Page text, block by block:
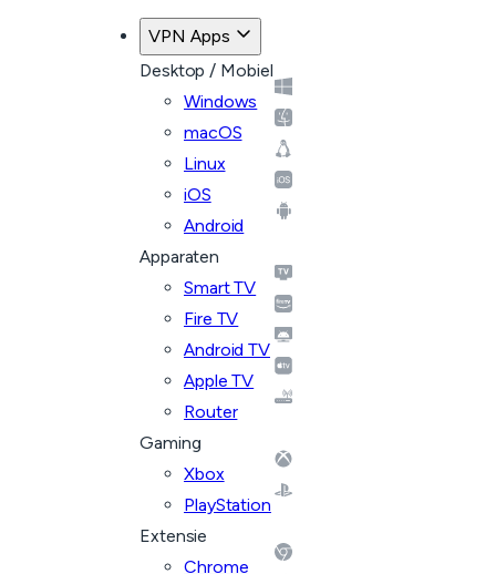
VPN Apps
Desktop / Mobiel
Windows
macOS
Linux
iOS
Android
Apparaten
Smart TV
Fire TV
Android TV
Apple TV
Router
Gaming
Xbox
PlayStation
Extensie
Chrome